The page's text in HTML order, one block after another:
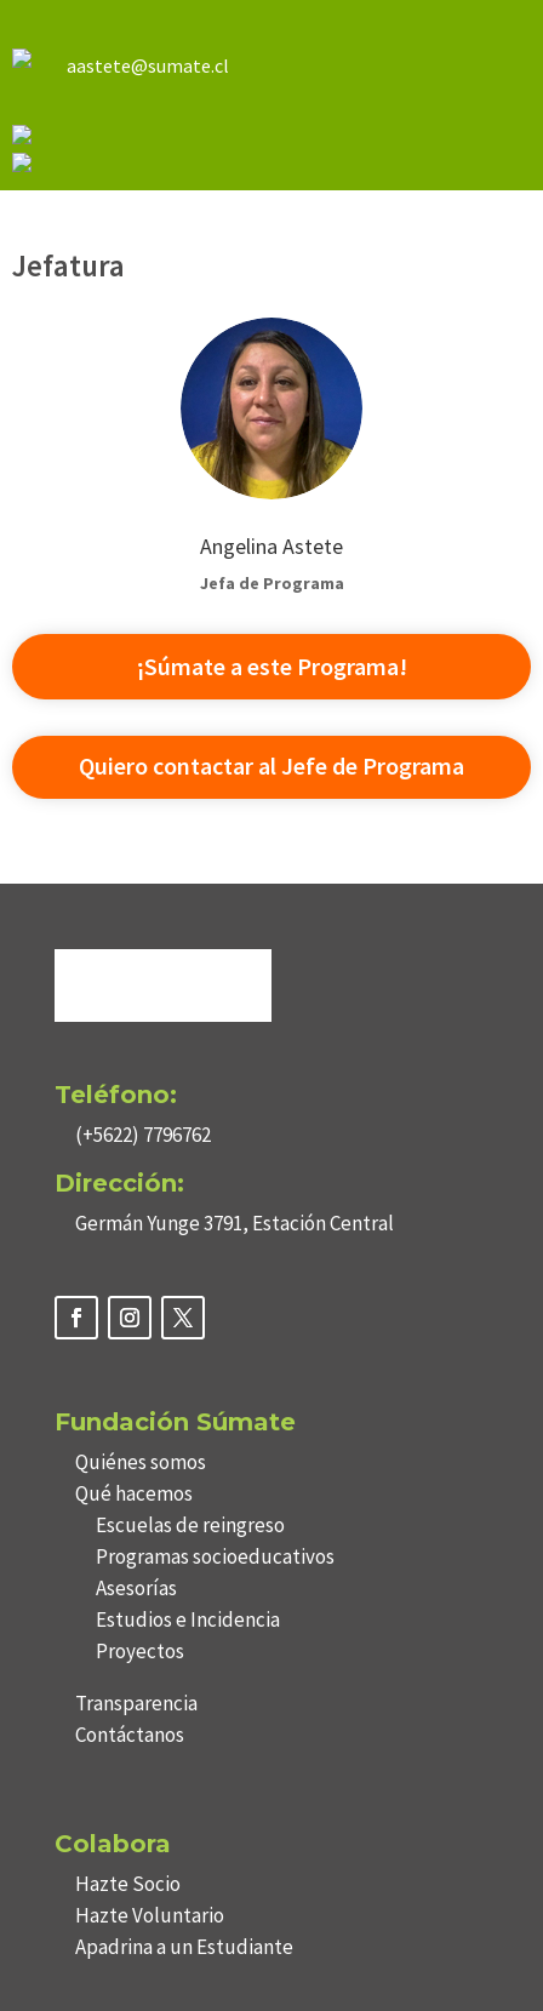
aastete@sumate.cl
Jefatura
Angelina Astete
Jefa de Programa
¡Súmate a este Programa!
Quiero contactar al Jefe de Programa
Teléfono:
(+5622) 7796762
Dirección:
Germán Yunge 3791, Estación Central
Fundación Súmate
Quiénes somos
Qué hacemos
Escuelas de reingreso
Programas socioeducativos
Asesorías
Estudios e Incidencia
Proyectos
Transparencia
Contáctanos
Colabora
Hazte Socio
Hazte Voluntario
Apadrina a un Estudiante